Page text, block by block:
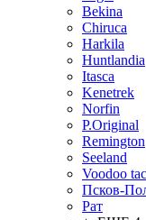
Bekina
Chiruсa
Harkila
Huntlandia
Itasca
Kenetrek
Norfin
P.Original
Remington
Seeland
Voodoo
Псков-
Рат